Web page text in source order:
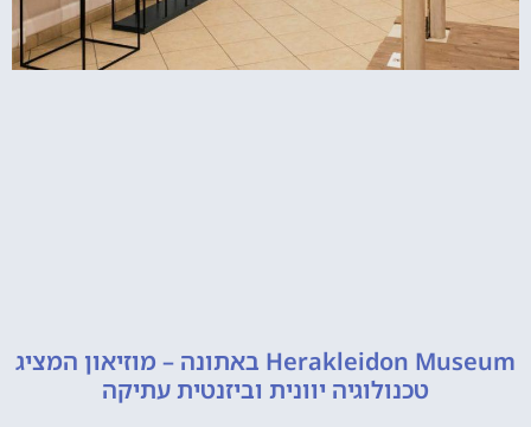
Herakleidon Museum באתונה – מוזיאון המציג
טכנולוגיה יוונית וביזנטית עתיקה